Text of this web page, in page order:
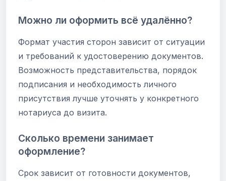
Можно ли оформить всё удалённо?
Формат участия сторон зависит от ситуации
и требований к удостоверению документов.
Возможность представительства, порядок
подписания и необходимость личного
присутствия лучше уточнять у конкретного
нотариуса до визита.
Сколько времени занимает
оформление?
Срок зависит от готовности документов,